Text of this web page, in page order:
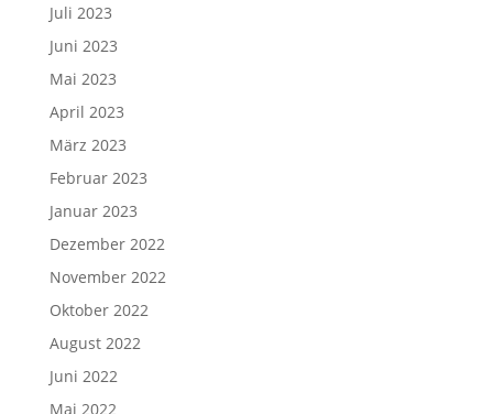
Juli 2023
Juni 2023
Mai 2023
April 2023
März 2023
Februar 2023
Januar 2023
Dezember 2022
November 2022
Oktober 2022
August 2022
Juni 2022
Mai 2022